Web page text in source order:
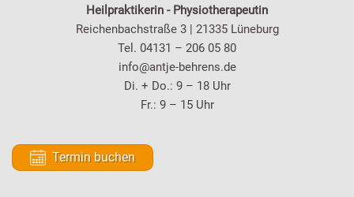
Heilpraktikerin - Physiotherapeutin
Reichenbachstraße 3 | 21335 Lüneburg
Tel. 04131 – 206 05 80
info@antje-behrens.de
Di. + Do.: 9 – 18 Uhr
Fr.: 9 – 15 Uhr
Termin buchen